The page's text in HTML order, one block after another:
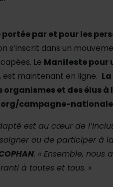
par et pour les
s’inscrit dans un
Le Manifeste pour
maintenant en ligne.
et des élus à
campagne-
est au cœur de
ou de participer à
. « Ensemble,
à toutes et tous. »